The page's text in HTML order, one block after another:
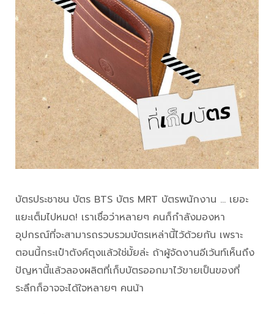
บัตรประชาชน บัตร BTS บัตร MRT บัตรพนักงาน … เยอะ
แยะเต็มไปหมด! เราเชื่อว่าหลายๆ คนก็กำลังมองหา
อุปกรณ์ที่จะสามารถรวบรวมบัตรเหล่านี้ไว้ด้วยกัน เพราะ
ตอนนี้กระเป๋าตังค์ตุงแล้วใช่มั้ยล่ะ ถ้าผู้จัดงานอีเว้นท์เห็นถึง
ปัญหานี้แล้วลองผลิตที่เก็บบัตรออกมาไว้ขายเป็นของที่
ระลึกก็อาจจะได้ใจหลายๆ คนน้า